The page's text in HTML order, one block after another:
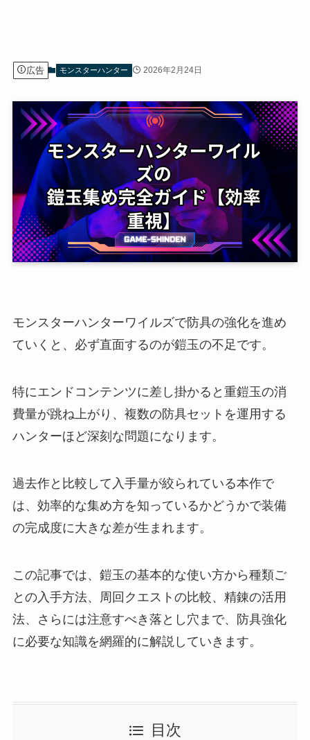
広告 モンスターハンター 2026年2月24日
モンスターハンターワイルズで防具の強化を進め
ていくと、必ず直面するのが鎧玉の不足です。
特にエンドコンテンツに差し掛かると重鎧玉の消
費量が跳ね上がり、複数の防具セットを運用する
ハンターほど深刻な問題になります。
過去作と比較して入手量が絞られている本作で
は、効率的な集め方を知っているかどうかで装備
の完成度に大きな差が生まれます。
この記事では、鎧玉の基本的な使い方から種類ご
との入手方法、周回クエストの比較、精錬の活用
法、さらには注意すべき落とし穴まで、防具強化
に必要な知識を網羅的に解説していきます。
目次